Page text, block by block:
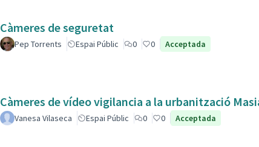
Càmeres de seguretat
Pep Torrents Espai Públic 0 0 Acceptada
Càmeres de vídeo vigilancia a la urbanització
Vanesa Vilaseca Espai Públic 0 0 Acceptada